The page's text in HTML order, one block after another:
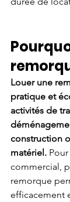
Louer une
pratique et
activités de
construction
matériel.
commercial,
remorque
efficacement